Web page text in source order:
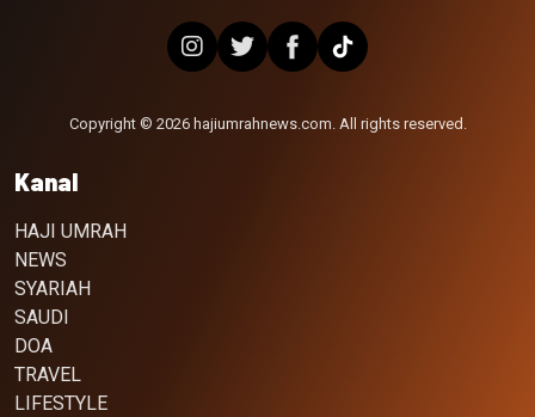
Copyright © 2026 hajiumrahnews.com. All rights reserved.
Kanal
HAJI UMRAH
NEWS
SYARIAH
SAUDI
DOA
TRAVEL
LIFESTYLE